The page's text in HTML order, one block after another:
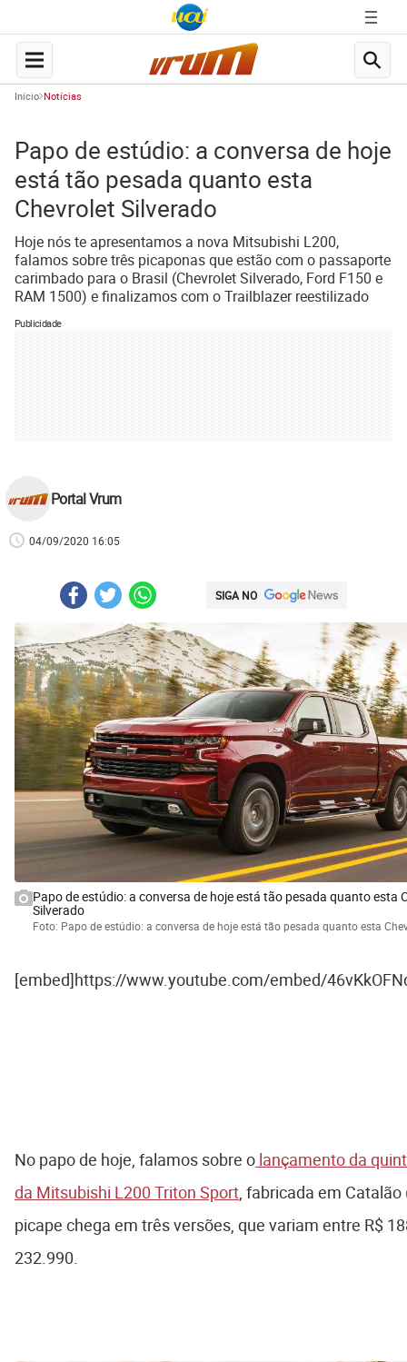
Início Notícias
Papo de estúdio: a conversa de hoje
está tão pesada quanto esta
Chevrolet Silverado
Hoje nós te apresentamos a nova Mitsubishi L200,
falamos sobre três picaponas que estão com o passaporte
carimbado para o Brasil (Chevrolet Silverado, Ford F150 e
RAM 1500) e finalizamos com o Trailblazer reestilizado
Publicidade
Portal Vrum
04/09/2020 16:05
SIGA NO
Papo de estúdio: a conversa de hoje está tão pesada quanto esta
Silverado
Foto: Papo de estúdio: a conversa de hoje está tão pesada quanto esta
[embed]https://www.youtube.com/embed/
No papo de hoje, falamos sobre o lançamento da
da Mitsubishi L200 Triton Sport , fabricada em Catalão
picape chega em três versões, que variam entre R$
232.990.